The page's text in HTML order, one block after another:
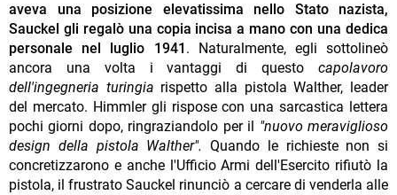
aveva una posizione elevatissima nello Stato nazista,
Sauckel gli regalò una copia incisa a mano con una dedica
personale nel luglio 1941 . Naturalmente, egli sottolineò
ancora una volta i vantaggi di questo capolavoro
dell'ingegneria turingia rispetto alla pistola Walther, leader
del mercato. Himmler gli rispose con una sarcastica lettera
pochi giorni dopo, ringraziandolo per il "nuovo meraviglioso
design della pistola Walther". Quando le richieste non si
concretizzarono e anche l'Ufficio Armi dell'Esercito rifiutò la
pistola, il frustrato Sauckel rinunciò a cercare di venderla alle